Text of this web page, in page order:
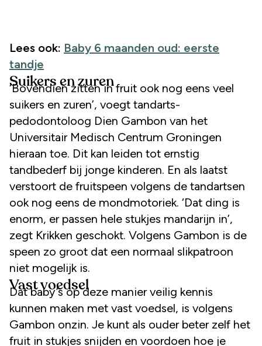
Lees ook: Baby 6 maanden oud: eerste
tandje
Suikers en zuren
‘Bovendien zitten in fruit ook nog eens veel
suikers en zuren’, voegt tandarts-
pedodontoloog Dien Gambon van het
Universitair Medisch Centrum Groningen
hieraan toe. Dit kan leiden tot ernstig
tandbederf bij jonge kinderen. En als laatst
verstoort de fruitspeen volgens de tandartsen
ook nog eens de mondmotoriek. ‘Dat ding is
enorm, er passen hele stukjes mandarijn in’,
zegt Krikken geschokt. Volgens Gambon is de
speen zo groot dat een normaal slikpatroon
niet mogelijk is.
Vast voedsel
Dat baby’s op deze manier veilig kennis
kunnen maken met vast voedsel, is volgens
Gambon onzin. Je kunt als ouder beter zelf het
fruit in stukjes snijden en voordoen hoe je